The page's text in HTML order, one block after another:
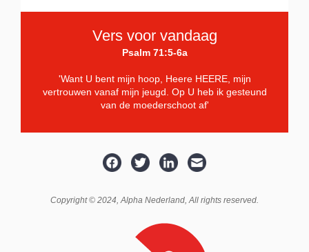
Vers voor vandaag
Psalm 71:5-6a
'Want U bent mijn hoop, Heere HEERE, mijn
vertrouwen vanaf mijn jeugd. Op U heb ik gesteund
van de moederschoot af'
Copyright © 2024,Alpha Nederland, All rights reserved.